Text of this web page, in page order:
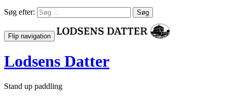
Søg efter:
Flip navigation
Lodsens Datter
Stand up paddling